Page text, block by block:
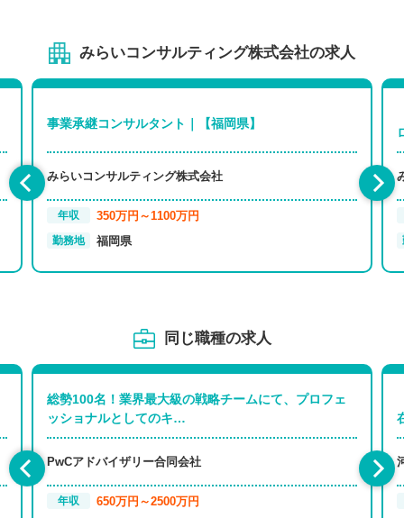
みらいコンサルティング株式会社の求人
事業承継コンサルタント｜【福岡県】
みらいコンサルティング株式会社
年収 350万円～1100万円
勤務地 福岡県
同じ職種の求人
総勢100名！業界最大級の戦略チームにて、プロフェ
ッショナルとしてのキ…
PwCアドバイザリー合同会社
年収 650万円～2500万円